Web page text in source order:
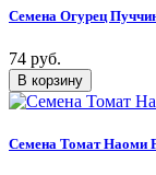
Семена Огурец
74 руб.
Семена Томат Наоми